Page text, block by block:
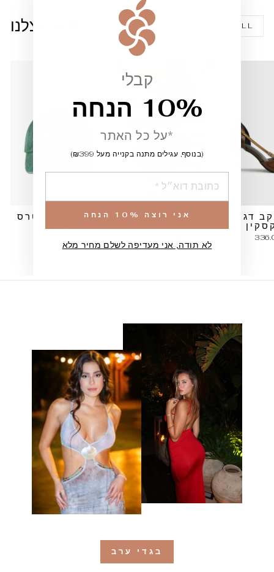
קבלי
10% הנחה
*על כל האתר
(בנוסף, עגילים מתנה בקנייה מעל ₪399)
אני רוצה 10% הנחה
לא תודה, אני מעדיפה לשלם מחיר מלא
חדש אצלנו VIEW ALL
כובע דגם לטרס
126.00 ₪
תיק צד דגם דגם
בגדי ערב